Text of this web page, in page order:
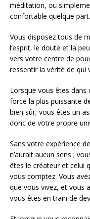
méditation, ou
confortable quelque part.
Vous disposez tous de
l’esprit, le doute et la
vers votre centre de
ressentir la vérité de qui
Lorsque vous êtes dans
force la plus puissante
bien sûr, vous êtes un
donc de votre propre
Sans votre expérience
n’aurait aucun sens ;
êtes le créateur et celui
vous comptez. Vous
que vous vivez, et vous
vous êtes en train de